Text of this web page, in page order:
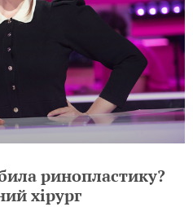
ринопластику?
хірург